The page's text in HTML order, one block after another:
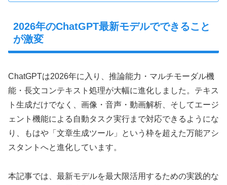
2026年のChatGPT最新モデルでできること
が激変
ChatGPTは2026年に入り、推論能力・マルチモーダル機
能・長文コンテキスト処理が大幅に進化しました。テキス
ト生成だけでなく、画像・音声・動画解析、そしてエージ
ェント機能による自動タスク実行まで対応できるようにな
り、もはや「文章生成ツール」という枠を超えた万能アシ
スタントへと進化しています。
本記事では、最新モデルを最大限活用するための実践的な